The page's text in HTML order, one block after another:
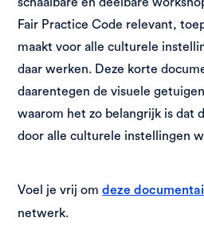
Fair Practice Code relevant,
maakt voor alle culturele
daar werken. Deze korte
daarentegen de visuele
waarom het zo belangrijk is dat
door alle culturele instellingen
Voel je vrij omdeze
netwerk.